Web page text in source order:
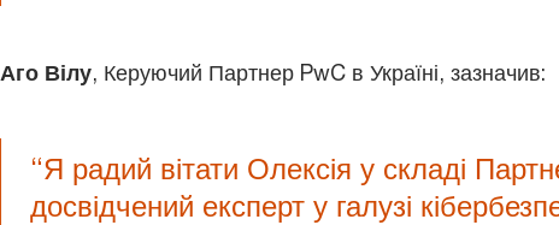
Аго Вілу, Керуючий Партнер PwC в Україні, зазначив:
“Я радий вітати Олексія у складі
досвідчений експерт у галузі